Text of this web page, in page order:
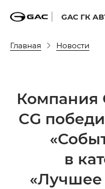
GAC ГК
Главная Новости
Компания
CG
в
«Лучшее